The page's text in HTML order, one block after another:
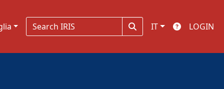
IT LOGIN